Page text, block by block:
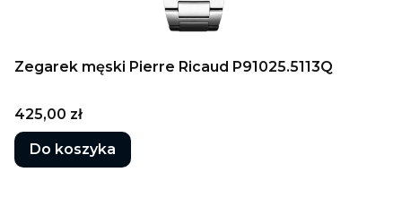
Zegarek męski Pierre Ricaud P91025.5113Q
Cena
425,00 zł
Do koszyka